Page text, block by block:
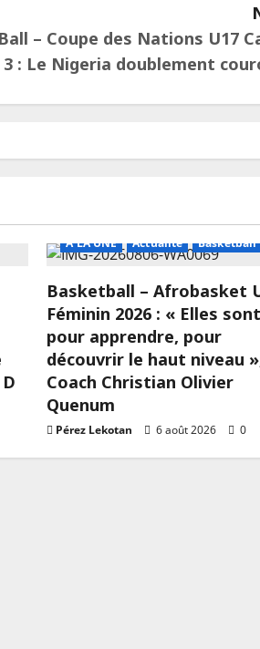
– Coupe des Nations U17
3 : Le Nigeria doublement
A LA UNE Actualité Basketball
Basketball – Afrobasket
Féminin 2026 : « Elles
pour apprendre, pour
découvrir le haut niveau
Coach Christian Olivier
Quenum
Pérez Lekotan 6 août 2026 0